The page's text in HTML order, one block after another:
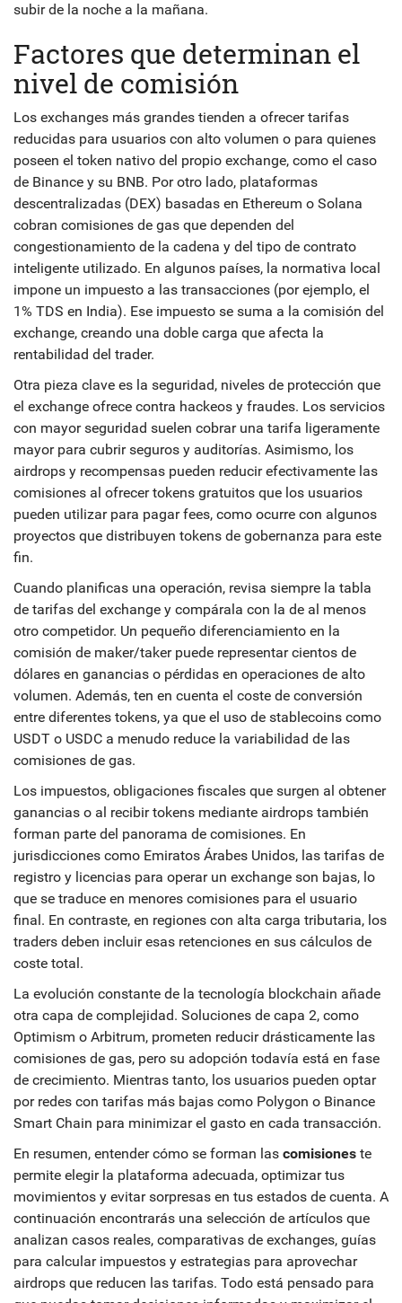
subir de la noche a la mañana.
Factores que determinan el
nivel de comisión
Los exchanges más grandes tienden a ofrecer tarifas
reducidas para usuarios con alto volumen o para quienes
poseen el token nativo del propio exchange, como el caso
de Binance y su BNB. Por otro lado, plataformas
descentralizadas (DEX) basadas en Ethereum o Solana
cobran comisiones de gas que dependen del
congestionamiento de la cadena y del tipo de contrato
inteligente utilizado. En algunos países, la normativa local
impone un impuesto a las transacciones (por ejemplo, el
1% TDS en India). Ese impuesto se suma a la comisión del
exchange, creando una doble carga que afecta la
rentabilidad del trader.
Otra pieza clave es la seguridad, niveles de protección que
el exchange ofrece contra hackeos y fraudes. Los servicios
con mayor seguridad suelen cobrar una tarifa ligeramente
mayor para cubrir seguros y auditorías. Asimismo, los
airdrops y recompensas pueden reducir efectivamente las
comisiones al ofrecer tokens gratuitos que los usuarios
pueden utilizar para pagar fees, como ocurre con algunos
proyectos que distribuyen tokens de gobernanza para este
fin.
Cuando planificas una operación, revisa siempre la tabla
de tarifas del exchange y compárala con la de al menos
otro competidor. Un pequeño diferenciamiento en la
comisión de maker/taker puede representar cientos de
dólares en ganancias o pérdidas en operaciones de alto
volumen. Además, ten en cuenta el coste de conversión
entre diferentes tokens, ya que el uso de stablecoins como
USDT o USDC a menudo reduce la variabilidad de las
comisiones de gas.
Los impuestos, obligaciones fiscales que surgen al obtener
ganancias o al recibir tokens mediante airdrops también
forman parte del panorama de comisiones. En
jurisdicciones como Emiratos Árabes Unidos, las tarifas de
registro y licencias para operar un exchange son bajas, lo
que se traduce en menores comisiones para el usuario
final. En contraste, en regiones con alta carga tributaria, los
traders deben incluir esas retenciones en sus cálculos de
coste total.
La evolución constante de la tecnología blockchain añade
otra capa de complejidad. Soluciones de capa 2, como
Optimism o Arbitrum, prometen reducir drásticamente las
comisiones de gas, pero su adopción todavía está en fase
de crecimiento. Mientras tanto, los usuarios pueden optar
por redes con tarifas más bajas como Polygon o Binance
Smart Chain para minimizar el gasto en cada transacción.
En resumen, entender cómo se forman las comisiones te
permite elegir la plataforma adecuada, optimizar tus
movimientos y evitar sorpresas en tus estados de cuenta. A
continuación encontrarás una selección de artículos que
analizan casos reales, comparativas de exchanges, guías
para calcular impuestos y estrategias para aprovechar
airdrops que reducen las tarifas. Todo está pensado para